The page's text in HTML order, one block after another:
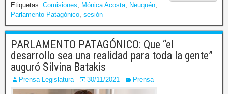
Etiquetas: Comisiones Mónica Acosta Neuquén
Parlamento Patagónico sesión
PARLAMENTO PATAGÓNICO: Que “el
desarrollo sea una realidad para toda la gente”
auguró Silvina Batakis
Prensa Legislatura 30/11/2021 Prensa